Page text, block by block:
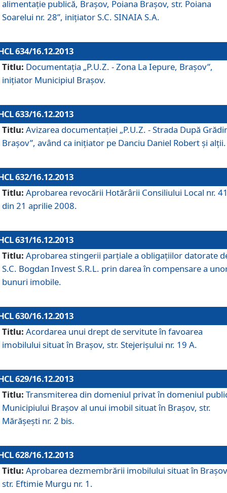
alimentaţie publică, Braşov, Poiana Braşov, str. Poiana
Soarelui nr. 28”, iniţiator S.C. SINAIA S.A.
634/16.12.2013
Titlu: Documentaţia „P.U.Z. - Zona La Iepure, Braşov”,
iniţiator Municipiul Braşov.
633/16.12.2013
Titlu: Avizarea documentaţiei „P.U.Z. - Strada După
Braşov”, având ca iniţiator pe Danciu Daniel Robert şi alţii.
632/16.12.2013
Titlu: Aprobarea revocării Hotărârii Consiliului Local nr.
din 21 aprilie 2008.
631/16.12.2013
Titlu: Aprobarea stingerii parţiale a obligaţiilor datorate
S.C. Bogdan Invest S.R.L. prin darea în compensare a
bunuri imobile.
630/16.12.2013
Titlu: Acordarea unui drept de servitute în favoarea
imobilului situat în Braşov, str. Stejerişului nr. 19 A.
629/16.12.2013
Titlu: Transmiterea din domeniul privat în domeniul
Municipiului Braşov al unui imobil situat în Braşov, str.
Mărăşeşti nr. 2 bis.
628/16.12.2013
Titlu: Aprobarea dezmembrării imobilului situat în
str. Eftimie Murgu nr. 1.